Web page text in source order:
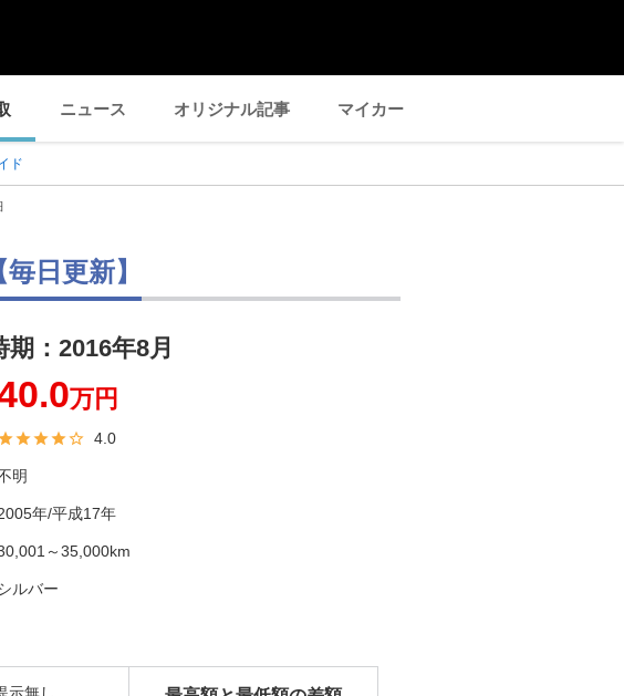
ニュース オリジナル記事 マイカー
ド
日更新】
： 2016年8月
万円
4.0
明
年/平成17年
～35,000km
ルバー
示無し